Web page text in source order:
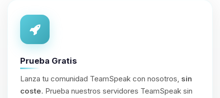
Prueba Gratis
Lanza tu comunidad TeamSpeak con nosotros, sin
coste. Prueba nuestros servidores TeamSpeak sin